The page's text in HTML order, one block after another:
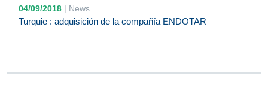
04/09/2018 | News
Turquie : adquisición de la compañía ENDOTAR